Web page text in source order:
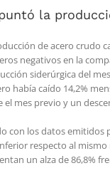
la
de acero
negativos en la
siderúrgica del
había caído 14,2%
mes previo y un
con los datos emitidos
respecto al
un alza de 86,8%